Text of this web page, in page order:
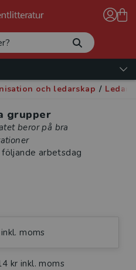
och ledarskap /
grupper
beror på bra
följande arbetsdag
moms
kr inkl. moms